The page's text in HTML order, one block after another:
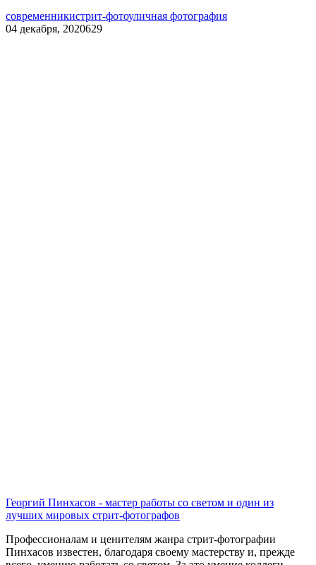
современникистрит-фотоуличная фотография
04 декабря, 2020629
Георгий Пинхасов - мастер работы со светом и один из
лучших мировых стрит-фотографов
Профессионалам и ценителям жанра стрит-фотографии
Пинхасов известен, благодаря своему мастерству и, прежде